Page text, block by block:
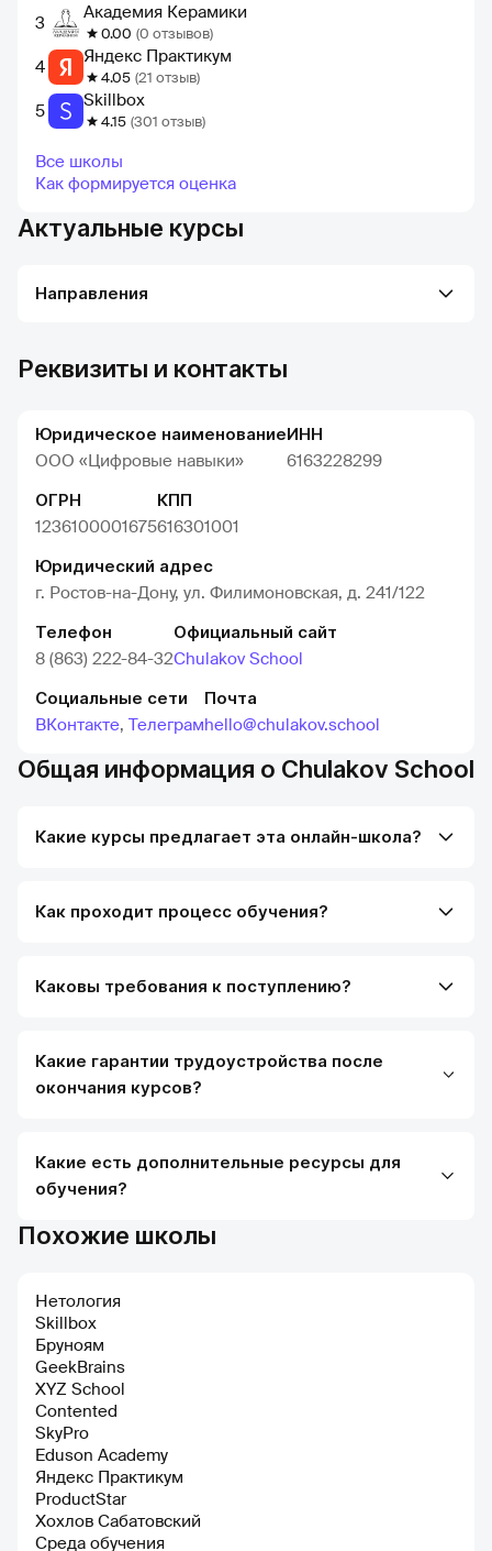
3 Академия Керамики
0.00 (0 отзывов)
4 Яндекс Практикум
4.05 (21 отзыв)
5 Skillbox
4.15 (301 отзыв)
Все школы
Как формируется оценка
Актуальные курсы
Направления
Реквизиты и контакты
Юридическое наименование
ООО «Цифровые навыки»
ИНН
6163228299
ОГРН
1236100001675
КПП
616301001
Юридический адрес
г. Ростов-на-Дону, ул. Филимоновская, д. 241/122
Телефон
8 (863) 222-84-32
Официальный сайт
Chulakov School
Социальные сети
ВКонтакте, Телеграм
Почта
hello@chulakov.school
Общая информация о Chulakov School
Какие курсы предлагает эта онлайн-школа?
Как проходит процесс обучения?
Каковы требования к поступлению?
Какие гарантии трудоустройства после
окончания курсов?
Какие есть дополнительные ресурсы для
обучения?
Похожие школы
Нетология
Skillbox
Бруноям
GeekBrains
XYZ School
Contented
SkyPro
Eduson Academy
Яндекс Практикум
ProductStar
Хохлов Сабатовский
Среда обучения